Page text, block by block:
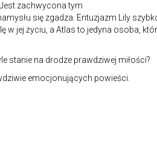
zachwycona tym
się zgadza. Entuzjazm Lily
jej życiu, a Atlas to jedyna osoba,
stanie na drodze prawdziwej miłości?
emocjonujących powieści.